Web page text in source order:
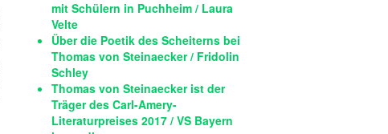
mit Schülern in Puchheim / Laura
Velte
Über die Poetik des Scheiterns bei
Thomas von Steinaecker / Fridolin
Schley
Thomas von Steinaecker ist der
Träger des Carl-Amery-
Literaturpreises 2017 / VS Bayern